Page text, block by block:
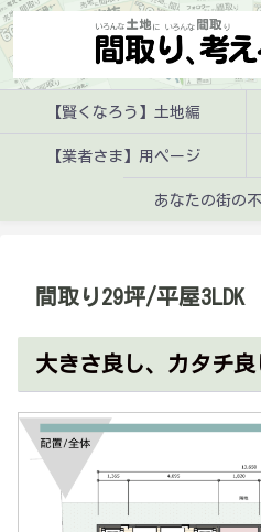
【賢くなろう】土地編
【業者さま】用ページ
あなたの街の
間取り29坪/平屋3LDK
大きさ良し、カタチ